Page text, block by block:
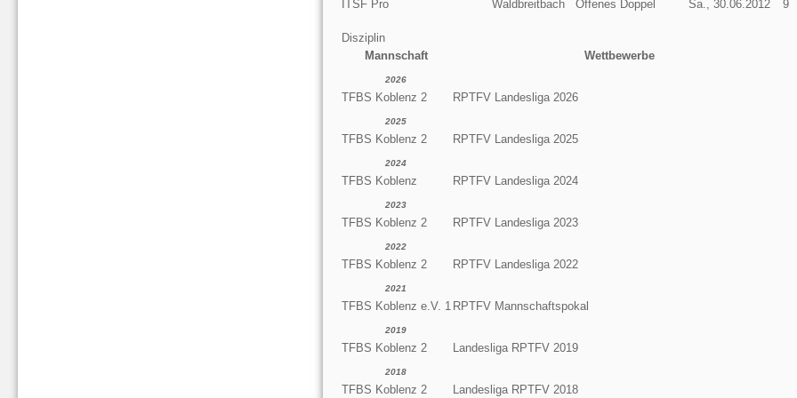
ITSF Pro Waldbreitbach Offenes Doppel Sa., 30.06.2012 9
Disziplin
Mannschaft
Wettbewerbe
2026
TFBS Koblenz 2 RPTFV Landesliga 2026
2025
TFBS Koblenz 2 RPTFV Landesliga 2025
2024
TFBS Koblenz RPTFV Landesliga 2024
2023
TFBS Koblenz 2 RPTFV Landesliga 2023
2022
TFBS Koblenz 2 RPTFV Landesliga 2022
2021
TFBS Koblenz e.V. 1 RPTFV Mannschaftspokal
2019
TFBS Koblenz 2 Landesliga RPTFV 2019
2018
TFBS Koblenz 2 Landesliga RPTFV 2018